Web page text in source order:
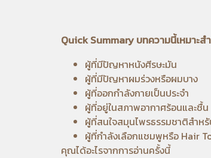
Quick Summary บทความนี้เหมาะส
ผู้ที่มีปัญหาหนังศีรษะมัน
ผู้ที่มีปัญหาผมร่วงหรือผมบาง
ผู้ที่ออกกำลังกายเป็นประจำ
ผู้ที่อยู่ในสภาพอากาศร้อนและชื้น
ผู้ที่สนใจสมุนไพรธรรมชาติสำห
ผู้ที่กำลังเลือกแชมพูหรือ Hair
คุณได้อะไรจากการอ่านครั้งนี้